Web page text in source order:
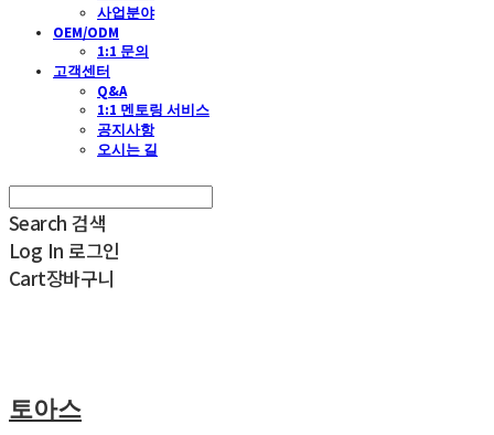
사업분야
OEM/ODM
1:1 문의
고객센터
Q&A
1:1 멘토링 서비스
공지사항
오시는 길
Search 검색
Log In 로그인
Cart장바구니
토아스